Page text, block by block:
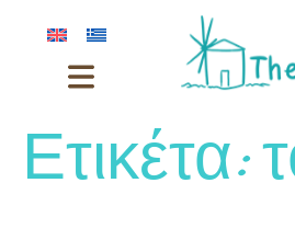
Ετικέτα: